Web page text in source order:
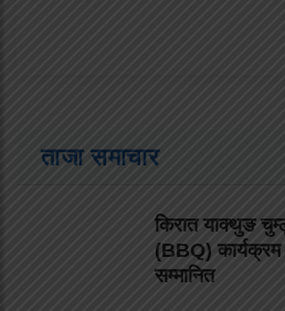
ताजा समाचार
किरात याक्थुङ
(BBQ) कार्यक्रम
सम्मानित